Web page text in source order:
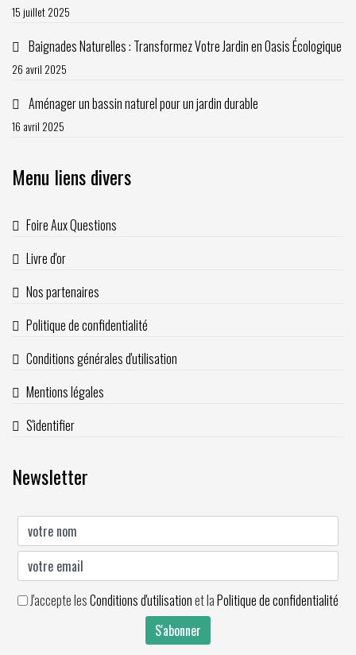
15 juillet 2025
Baignades Naturelles : Transformez Votre Jardin en Oasis Écologique
26 avril 2025
Aménager un bassin naturel pour un jardin durable
16 avril 2025
Menu liens divers
Foire Aux Questions
Livre d'or
Nos partenaires
Politique de confidentialité
Conditions générales d'utilisation
Mentions légales
S'identifier
Newsletter
J'accepte lesConditions d'utilisationet laPolitique de confidentialité